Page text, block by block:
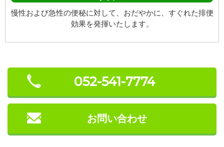
慢性および急性の便秘に対して、おだやかに、すぐれた排便
効果を発揮いたします。
052-541-7774
お問い合わせ